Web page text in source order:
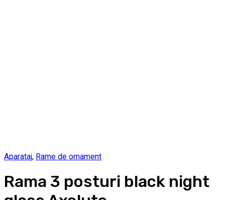
Aparataj, Rame de ornament
Rama 3 posturi black night